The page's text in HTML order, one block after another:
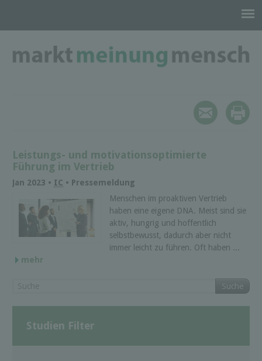
Leistungs- und motivationsoptimierte
Führung im Vertrieb
Jan 2023 • IC • Pressemeldung
Menschen im proaktiven Vertrieb
haben eine eigene DNA. Meist sind sie
aktiv, hungrig und hoffentlich
selbstbewusst, dadurch aber nicht
immer leicht zu führen. Oft haben ...
mehr
Suche
Studien Filter